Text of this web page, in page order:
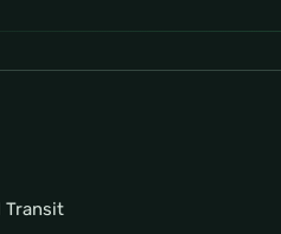
Transit